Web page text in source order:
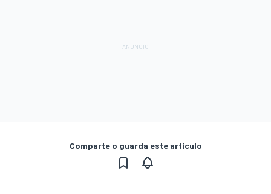
Comparte o guarda este artículo